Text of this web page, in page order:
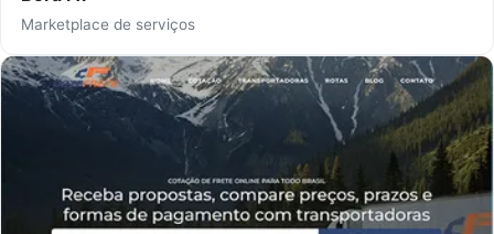
Marketplace de serviços